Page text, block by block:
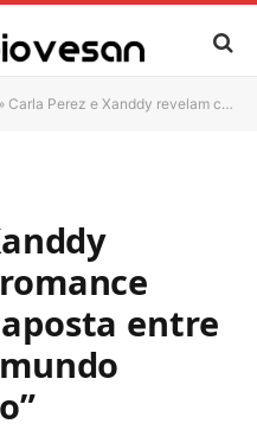
» Carla Perez e Xanddy revelam como romance começou após aposta entre amigos: “Todo mundo perdeu dinheiro”
entre